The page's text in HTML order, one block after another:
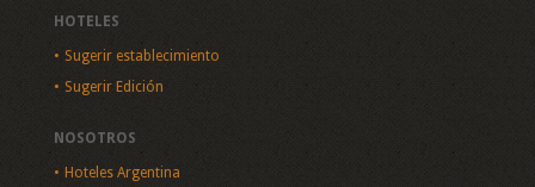
HOTELES
Sugerir establecimiento
Sugerir Edición
NOSOTROS
Hoteles Argentina